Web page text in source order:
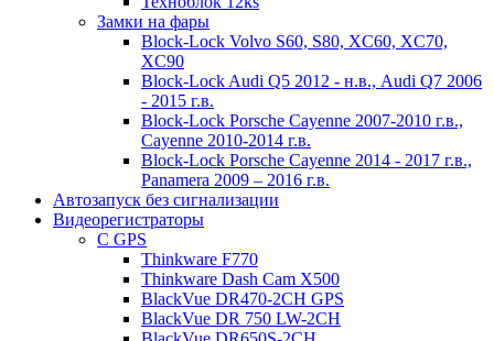
Замки на фары
Block-Lock Volvo S60, S80, XC60, XC70,
XC90
Block-Lock Audi Q5 2012 - н.в., Audi Q7 2006
- 2015 г.в.
Block-Lock Porsche Cayenne 2007-2010 г.в.,
Cayenne 2010-2014 г.в.
Block-Lock Porsche Cayenne 2014 - 2017 г.в.,
Panamera 2009 – 2016 г.в.
Автозапуск без сигнализации
Видеорегистраторы
С GPS
Thinkware F770
Thinkware Dash Cam X500
BlackVue DR470-2CH GPS
BlackVue DR 750 LW-2CH